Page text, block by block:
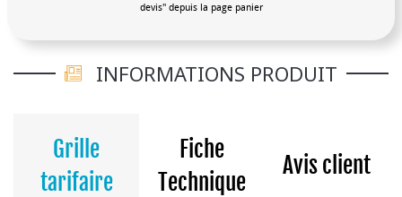
devis" depuis la page panier
INFORMATIONS PRODUIT
Grille
tarifaire
Fiche
Technique
Avis client